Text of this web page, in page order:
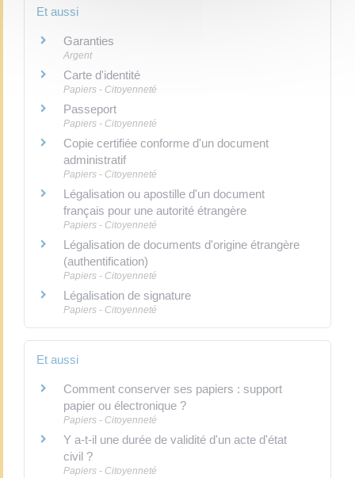
Et aussi
Garanties
Argent
Carte d'identité
Papiers - Citoyenneté
Passeport
Papiers - Citoyenneté
Copie certifiée conforme d'un document
administratif
Papiers - Citoyenneté
Légalisation ou apostille d'un document
français pour une autorité étrangère
Papiers - Citoyenneté
Légalisation de documents d'origine étrangère
(authentification)
Papiers - Citoyenneté
Légalisation de signature
Papiers - Citoyenneté
Et aussi
Comment conserver ses papiers : support
papier ou électronique ?
Papiers - Citoyenneté
Y a-t-il une durée de validité d'un acte d'état
civil ?
Papiers - Citoyenneté